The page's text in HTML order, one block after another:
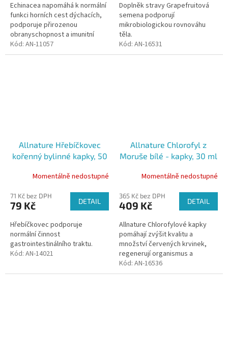
Echinacea napomáhá k normální
funkci horních cest dýchacích,
podporuje přirozenou
obranyschopnost a imunitní
systém.
Kód: AN-11057
Doplněk stravy Grapefruitová
semena podporují
mikrobiologickou rovnováhu
těla.
Kód: AN-16531
Allnature Hřebíčkovec
kořenný bylinné kapky, 50
Momentálně nedostupné
71 Kč bez DPH
79 Kč DETAIL
Hřebíčkovec podporuje
normální činnost
gastrointestinálního traktu.
Kód: AN-14021
Allnature Chlorofyl z
Moruše bílé - kapky, 30 ml
Momentálně nedostupné
365 Kč bez DPH
409 Kč DETAIL
Allnature Chlorofylové kapky
pomáhají zvýšit kvalitu a
množství červených krvinek,
regenerují organismus a
zpomalují proces stárnutí.
Kód: AN-16536